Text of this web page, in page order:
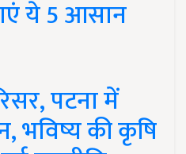
ये 5 आसान
पटना में
भविष्य की कृषि